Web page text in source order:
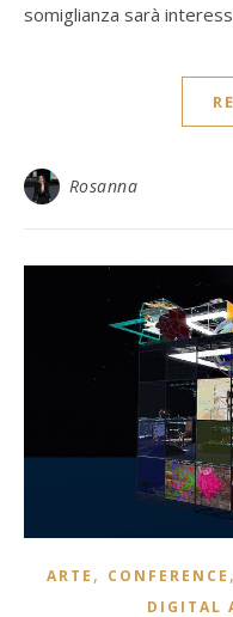
somiglianza sarà
Rosanna
ARTE , CONFERENCE ,
DIGITAL